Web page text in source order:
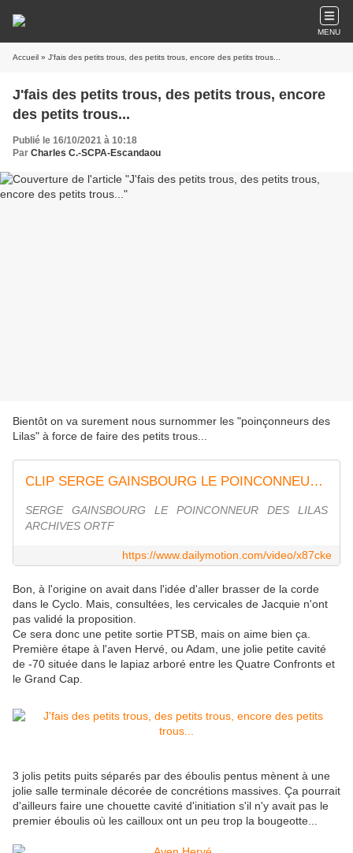
MENU
Accueil » J'fais des petits trous, des petits trous, encore des petits trous...
J'fais des petits trous, des petits trous, encore
des petits trous...
Publié le 16/10/2021 à 10:18
Par Charles C.-SCPA-Escandaou
Bientôt on va surement nous surnommer les "poinçonneurs des
Lilas" à force de faire des petits trous...
CLIP SERGE GAINSBOURG LE POINCONNEUR DES LILAS SCOPITONE HQ
SERGE GAINSBOURG LE POINCONNEUR DES LILAS
ARCHIVES ORTF
https://www.dailymotion.com/video/x87cke
Bon, à l'origine on avait dans l'idée d'aller brasser de la corde
dans le Cyclo. Mais, consultées, les cervicales de Jacquie n'ont
pas validé la proposition.
Ce sera donc une petite sortie PTSB, mais on aime bien ça.
Première étape à l'aven Hervé, ou Adam, une jolie petite cavité
de -70 située dans le lapiaz arboré entre les Quatre Confronts et
le Grand Cap.
3 jolis petits puits séparés par des éboulis pentus mènent à une
jolie salle terminale décorée de concrétions massives. Ça pourrait
d'ailleurs faire une chouette cavité d'initiation s'il n'y avait pas le
premier éboulis où les cailloux ont un peu trop la bougeotte...